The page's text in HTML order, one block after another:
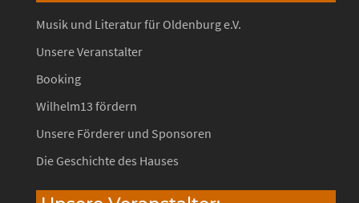
Musik und Literatur für Oldenburg e.V.
Unsere Veranstalter
Booking
Wilhelm13 fördern
Unsere Förderer und Sponsoren
Die Geschichte des Hauses